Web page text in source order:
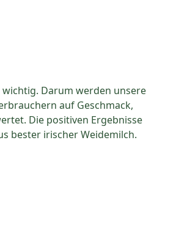
Darum werden unsere
auf Geschmack,
Die positiven Ergebnisse
bester irischer Weidemilch.